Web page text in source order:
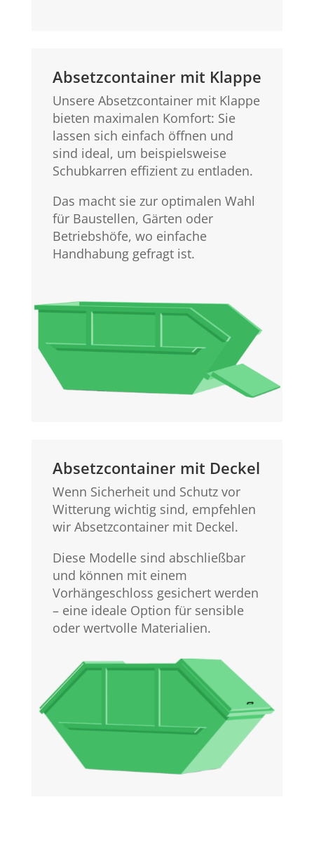
Absetzcontainer mit Klappe
Unsere Absetzcontainer mit Klappe
bieten maximalen Komfort: Sie
lassen sich einfach öffnen und
sind ideal, um beispielsweise
Schubkarren effizient zu entladen.
Das macht sie zur optimalen Wahl
für Baustellen, Gärten oder
Betriebshöfe, wo einfache
Handhabung gefragt ist.
Absetzcontainer mit Deckel
Wenn Sicherheit und Schutz vor
Witterung wichtig sind, empfehlen
wir Absetzcontainer mit Deckel.
Diese Modelle sind abschließbar
und können mit einem
Vorhängeschloss gesichert werden
– eine ideale Option für sensible
oder wertvolle Materialien.